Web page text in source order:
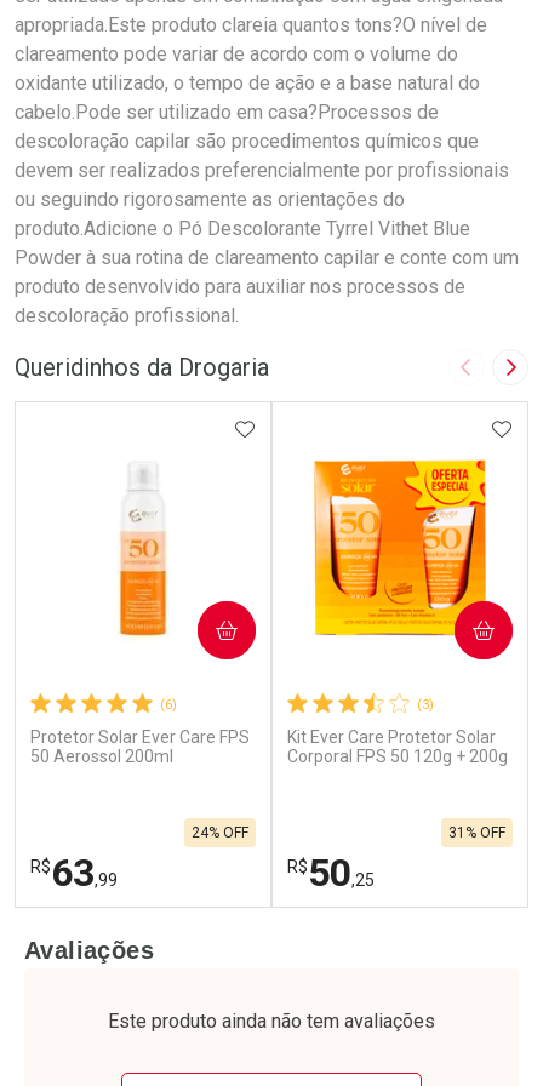
apropriada.Este produto clareia quantos tons?O nível de
clareamento pode variar de acordo com o volume do
oxidante utilizado, o tempo de ação e a base natural do
cabelo.Pode ser utilizado em casa?Processos de
descoloração capilar são procedimentos químicos que
devem ser realizados preferencialmente por profissionais
ou seguindo rigorosamente as orientações do
produto.Adicione o Pó Descolorante Tyrrel Vithet Blue
Powder à sua rotina de clareamento capilar e conte com um
produto desenvolvido para auxiliar nos processos de
descoloração profissional.
Queridinhos da Drogaria Imagem
(6)
Protetor Solar Ever Care FPS
50 Aerossol 200ml
R$63,99
24% OFF
ADICIONAR AOS FAVORITOS
COMPRAR
Laboratório
Por Menos
(3)
Kit Ever Care Protetor Solar
Corporal FPS 50 120g + 200g
R$50,25
31% OFF
COMPRAR
Laboratório
Por Menos
Avaliações
Este produto ainda não tem avaliações